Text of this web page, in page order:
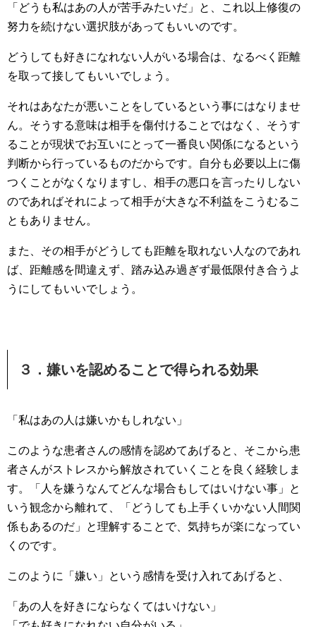
「どうも私はあの人が苦手みたいだ」と、これ以上修復の
努力を続けない選択肢があってもいいのです。
どうしても好きになれない人がいる場合は、なるべく距離
を取って接してもいいでしょう。
それはあなたが悪いことをしているという事にはなりませ
ん。そうする意味は相手を傷付けることではなく、そうす
ることが現状でお互いにとって一番良い関係になるという
判断から行っているものだからです。自分も必要以上に傷
つくことがなくなりますし、相手の悪口を言ったりしない
のであればそれによって相手が大きな不利益をこうむるこ
ともありません。
また、その相手がどうしても距離を取れない人なのであれ
ば、距離感を間違えず、踏み込み過ぎず最低限付き合うよ
うにしてもいいでしょう。
３．嫌いを認めることで得られる効果
「私はあの人は嫌いかもしれない」
このような患者さんの感情を認めてあげると、そこから患
者さんがストレスから解放されていくことを良く経験しま
す。「人を嫌うなんてどんな場合もしてはいけない事」と
いう観念から離れて、「どうしても上手くいかない人間関
係もあるのだ」と理解することで、気持ちが楽になってい
くのです。
このように「嫌い」という感情を受け入れてあげると、
「あの人を好きにならなくてはいけない」